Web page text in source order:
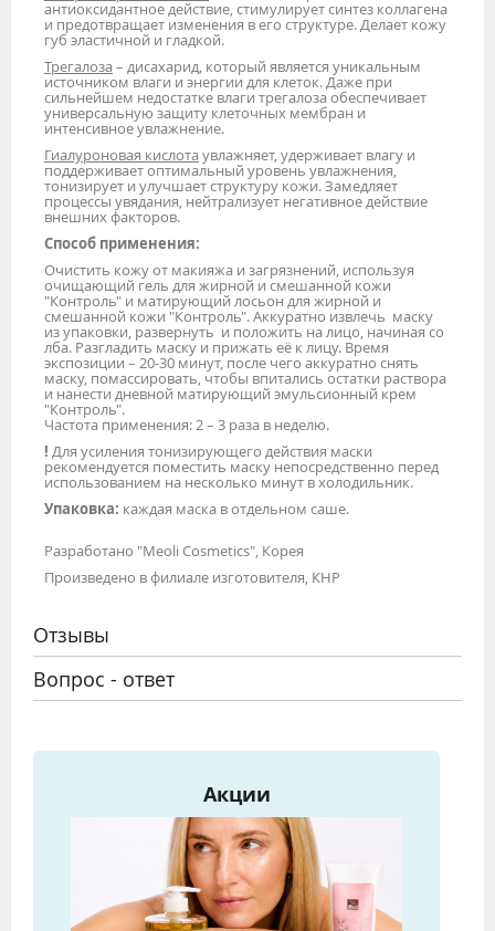
антиоксидантное действие, стимулирует синтез коллагена
и предотвращает изменения в его структуре. Делает кожу
губ эластичной и гладкой.
Трегалоза – дисахарид, который является уникальным
источником влаги и энергии для клеток. Даже при
сильнейшем недостатке влаги трегалоза обеспечивает
универсальную защиту клеточных мембран и
интенсивное увлажнение.
Гиалуроновая кислота увлажняет, удерживает влагу и
поддерживает оптимальный уровень увлажнения,
тонизирует и улучшает структуру кожи. Замедляет
процессы увядания, нейтрализует негативное действие
внешних факторов.
Способ применения:
Очистить кожу от макияжа и загрязнений, используя
очищающий гель для жирной и смешанной кожи
"Контроль" и матирующий лосьон для жирной и
смешанной кожи "Контроль". Аккуратно извлечь маску
из упаковки, развернуть и положить на лицо, начиная со
лба. Разгладить маску и прижать её к лицу. Время
экспозиции – 20-30 минут, после чего аккуратно снять
маску, помассировать, чтобы впитались остатки раствора
и нанести дневной матирующий эмульсионный крем
"Контроль".
Частота применения: 2 – 3 раза в неделю.
! Для усиления тонизирующего действия маски
рекомендуется поместить маску непосредственно перед
использованием на несколько минут в холодильник.
Упаковка: каждая маска в отдельном саше.
Разработано "Meoli Cosmetics", Корея
Произведено в филиале изготовителя, КНР
Отзывы
Вопрос - ответ
Акции